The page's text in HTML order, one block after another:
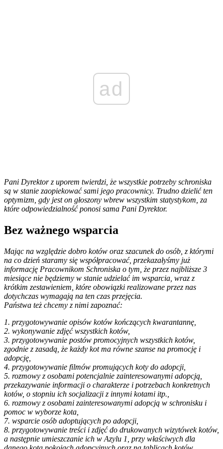
ad
Pani Dyrektor z uporem twierdzi, że wszystkie potrzeby schroniska
są w stanie zaopiekować sami jego pracownicy. Trudno dzielić ten
optymizm, gdy jest on głoszony wbrew wszystkim statystykom, za
które odpowiedzialność ponosi sama Pani Dyrektor.
Bez ważnego wsparcia
Mając na względzie dobro kotów oraz szacunek do osób, z którymi
na co dzień staramy się współpracować, przekazałyśmy już
informację Pracownikom Schroniska o tym, że przez najbliższe 3
miesiące nie będziemy w stanie udzielać im wsparcia, wraz z
krótkim zestawieniem, które obowiązki realizowane przez nas
dotychczas wymagają na ten czas przejęcia.
Państwa też chcemy z nimi zapoznać:
1. przygotowywanie opisów kotów kończących kwarantannę,
2. wykonywanie zdjęć wszystkich kotów,
3. przygotowywanie postów promocyjnych wszystkich kotów,
zgodnie z zasadą, że każdy kot ma równe szanse na promocję i
adopcję,
4. przygotowywanie filmów promujących koty do adopcji,
5. rozmowy z osobami potencjalnie zainteresowanymi adopcją,
przekazywanie informacji o charakterze i potrzebach konkretnych
kotów, o stopniu ich socjalizacji z innymi kotami itp.,
6. rozmowy z osobami zainteresowanymi adopcją w schronisku i
pomoc w wyborze kota,
7. wsparcie osób adoptujących po adopcji,
8. przygotowywanie treści i zdjęć do drukowanych wizytówek kotów,
a następnie umieszczanie ich w Azylu 1, przy właściwych dla